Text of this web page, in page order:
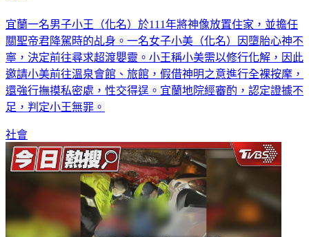
宜蘭一名男子小王（化名）於111年將神像放置住家，並擔任
關聖帝君降駕時的乩身。一名女子小美（化名）因墮胎心神不
寧，決定前往尋求超渡嬰靈。小王稱小美需以修行化解，因此
邀請小美前往溫泉會館、旅館，假借神明之意進行全裸按摩，
還強行撫摸私密處，性交得逞。宜蘭地院經審酌，認定證據不
足，判定小王無罪。
社會